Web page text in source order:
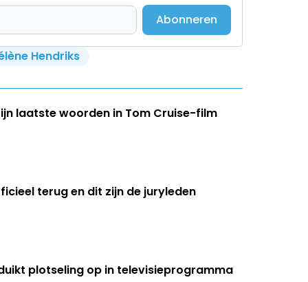
Abonneren
Hendriks
laatste woorden in Tom Cruise-film
terug en dit zijn de juryleden
plotseling op in televisieprogramma